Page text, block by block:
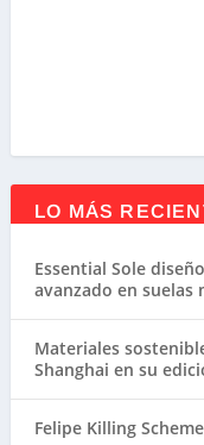
LO MÁS
Essential Sole
avanzado en suelas
Materiales
Shanghai en su
Felipe Killing